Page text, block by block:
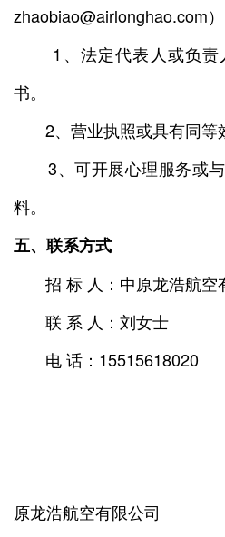
zhaobiao@airlonghao.com
1、法定代表人或负责
书。
2、营业执照或具有同等
3、可开展心理服务或与
料。
五、联系方式
招 标 人：中原龙浩航空
联 系 人：刘女士
电 话：15515618020
原龙浩航空有限公司